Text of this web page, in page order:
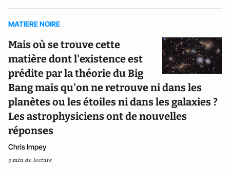
MATIERE NOIRE
Mais où se trouve cette
matière dont l'existence est
prédite par la théorie du Big
Bang mais qu'on ne retrouve ni dans les
planètes ou les étoiles ni dans les galaxies ?
Les astrophysiciens ont de nouvelles
réponses
Chris Impey
5 min de lecture